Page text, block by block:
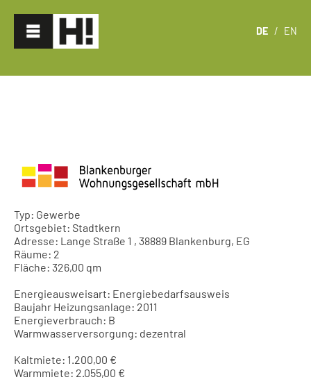
DE / EN
Typ: Gewerbe
Ortsgebiet: Stadtkern
Adresse: Lange Straße 1 , 38889 Blankenburg, EG
Räume: 2
Fläche: 326,00 qm
Energieausweisart: Energiebedarfsausweis
Baujahr Heizungsanlage: 2011
Energieverbrauch: B
Warmwasserversorgung: dezentral
Kaltmiete: 1.200,00 €
Warmmiete: 2.055,00 €